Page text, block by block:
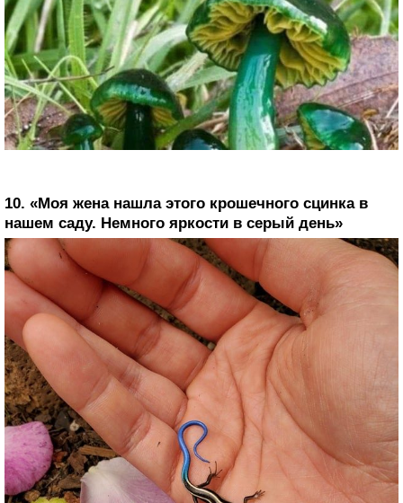
10. «Моя жена нашла этого крошечного сцинка в
нашем саду. Немного яркости в серый день»